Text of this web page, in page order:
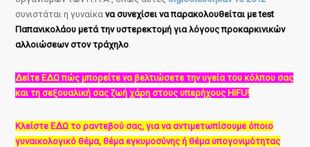
συνιστάται η γυναίκανα συνεχίσει να παρακολουθείται με test
Παπανικολάου μετά την υστερεκτομή για λόγους προκαρκινικών
αλλοιώσεων στον τράχηλο.
Δείτε ΕΔΩ πώς μπορείτε να βελτιώσετε την υγεία του κόλπου σας
και τη σεξουαλική σας ζωή χάρη στους υπερήχους HIFU!
Κλείστε ΕΔΩ το ραντεβού σας, για να αντιμετωπίσουμε όποιο
γυναικολογικό θέμα, θέμα εγκυμοσύνης ή θέμα υπογονιμότητας